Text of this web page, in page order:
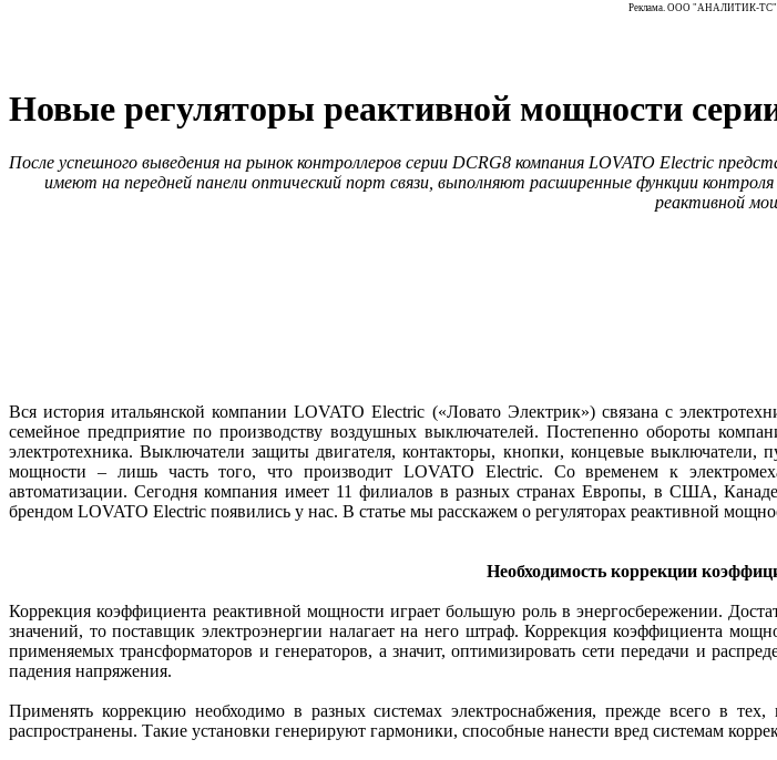
Реклама. ООО "АНАЛИТИК-ТС"
Новые регуляторы реактивной мощности
После успешного выведения на рынок контроллеров серии DCRG8 компания LOVATO Electric
имеют на передней панели оптический порт связи, выполняют расширенные функции
реактивной
Вся история итальянской компании LOVATO Electric («Ловато Электрик») связана с
семейное предприятие по производству воздушных выключателей. Постепенно обороты
электротехника. Выключатели защиты двигателя, контакторы, кнопки, концевые
мощности – лишь часть того, что производит LOVATO Electric. Со временем к
автоматизации. Сегодня компания имеет 11 филиалов в разных странах Европы, в США,
брендом LOVATO Electric появились у нас. В статье мы расскажем о регуляторах реактивной
Необходимость коррекции
Коррекция коэффициента реактивной мощности играет большую роль в энергосбережении.
значений, то поставщик электроэнергии налагает на него штраф. Коррекция коэффициента
применяемых трансформаторов и генераторов, а значит, оптимизировать сети передачи и
падения напряжения.
Применять коррекцию необходимо в разных системах электроснабжения, прежде всего в
распространены. Такие установки генерируют гармоники, способные нанести вред системам